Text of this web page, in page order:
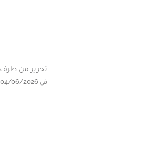
تحرير من طرف
في 04/06/2026 على الساعة 09:17